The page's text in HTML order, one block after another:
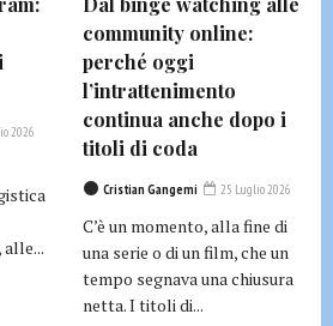
2026
community online:
perché oggi
l’intrattenimento
continua anche dopo i
titoli di coda
Cristian Gangemi 25 Luglio 2026
C’è un momento, alla fine di
una serie o di un film, che un
tempo segnava una chiusura
netta. I titoli di...